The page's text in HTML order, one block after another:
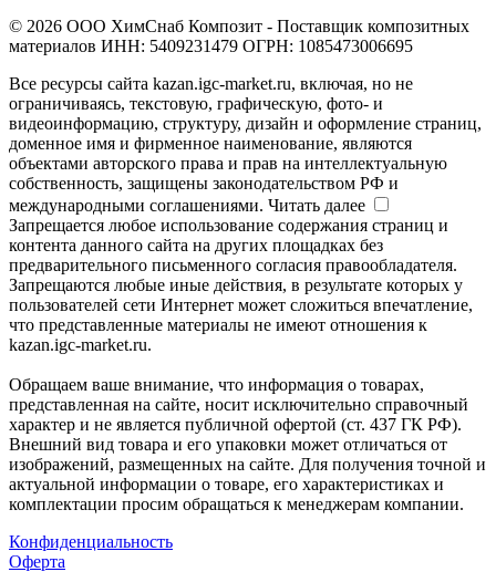
© 2026 ООО ХимСнаб Композит - Поставщик композитных
материалов ИНН: 5409231479 ОГРН: 1085473006695
Все ресурсы сайта kazan.igc-market.ru, включая, но не
ограничиваясь, текстовую, графическую, фото- и
видеоинформацию, структуру, дизайн и оформление страниц,
доменное имя и фирменное наименование, являются
объектами авторского права и прав на интеллектуальную
собственность, защищены законодательством РФ и
международными соглашениями. Читать далее
Запрещается любое использование содержания страниц и
контента данного сайта на других площадках без
предварительного письменного согласия правообладателя.
Запрещаются любые иные действия, в результате которых у
пользователей сети Интернет может сложиться впечатление,
что представленные материалы не имеют отношения к
kazan.igc-market.ru.
Обращаем ваше внимание, что информация о товарах,
представленная на сайте, носит исключительно справочный
характер и не является публичной офертой (ст. 437 ГК РФ).
Внешний вид товара и его упаковки может отличаться от
изображений, размещенных на сайте. Для получения точной и
актуальной информации о товаре, его характеристиках и
комплектации просим обращаться к менеджерам компании.
Конфиденциальность
Оферта